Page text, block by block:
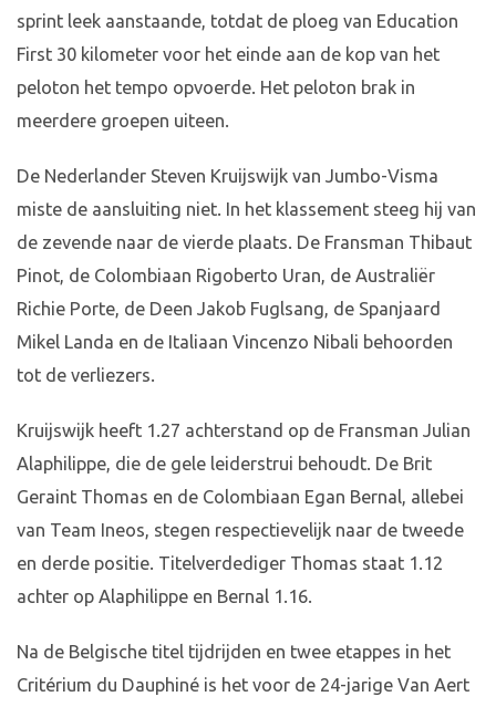
sprint leek aanstaande, totdat de ploeg van Education
First 30 kilometer voor het einde aan de kop van het
peloton het tempo opvoerde. Het peloton brak in
meerdere groepen uiteen.
De Nederlander Steven Kruijswijk van Jumbo-Visma
miste de aansluiting niet. In het klassement steeg hij van
de zevende naar de vierde plaats. De Fransman Thibaut
Pinot, de Colombiaan Rigoberto Uran, de Australiër
Richie Porte, de Deen Jakob Fuglsang, de Spanjaard
Mikel Landa en de Italiaan Vincenzo Nibali behoorden
tot de verliezers.
Kruijswijk heeft 1.27 achterstand op de Fransman Julian
Alaphilippe, die de gele leiderstrui behoudt. De Brit
Geraint Thomas en de Colombiaan Egan Bernal, allebei
van Team Ineos, stegen respectievelijk naar de tweede
en derde positie. Titelverdediger Thomas staat 1.12
achter op Alaphilippe en Bernal 1.16.
Na de Belgische titel tijdrijden en twee etappes in het
Critérium du Dauphiné is het voor de 24-jarige Van Aert